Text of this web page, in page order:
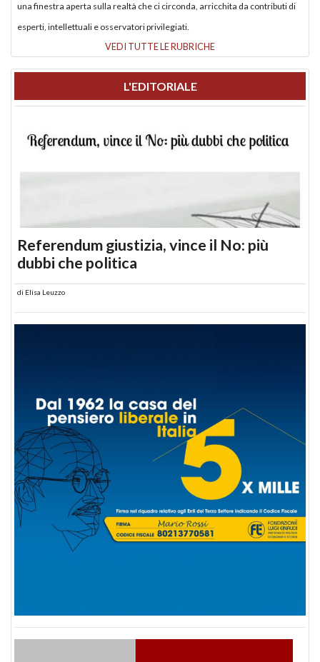
una finestra aperta sulla realtà che ci circonda, arricchita da contributi di
esperti, intellettuali e osservatori privilegiati.
VEDI TUTTE LE RUBRICHE
L'EDITORIALE
Referendum giustizia, vince il No: più
dubbi che politica
di Elisa Leuzzo